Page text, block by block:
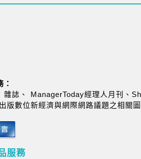
：
雜誌、 ManagerToday經理人月刊、
版數位新經濟與網際網路議題之相關
服務